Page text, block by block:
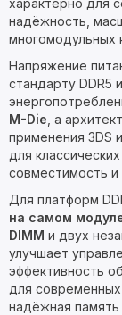
характерно для
надёжность,
многомодульных
Напряжение
стандарту DDR5
M-Die , а
применения 3DS
для
совместимость и
Для платформ
на самом
DIMM и двух
улучшает
эффективность
для
надёжная